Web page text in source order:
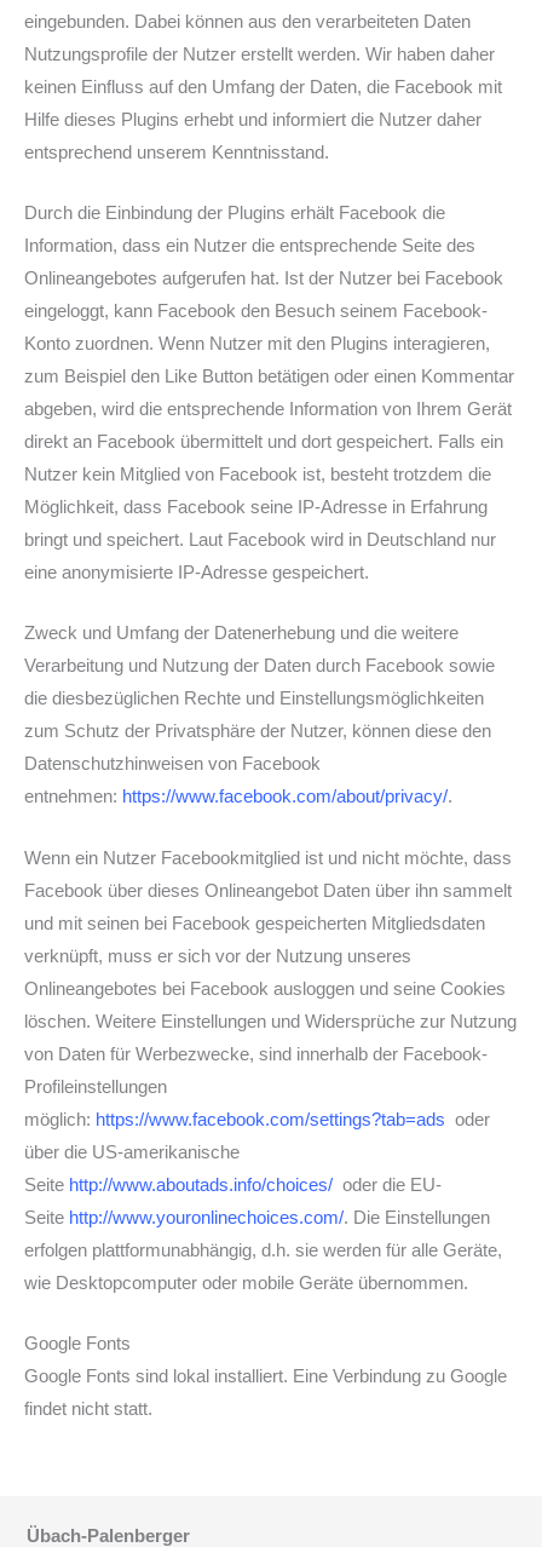
eingebunden. Dabei können aus den verarbeiteten Daten
Nutzungsprofile der Nutzer erstellt werden. Wir haben daher
keinen Einfluss auf den Umfang der Daten, die Facebook mit
Hilfe dieses Plugins erhebt und informiert die Nutzer daher
entsprechend unserem Kenntnisstand.
Durch die Einbindung der Plugins erhält Facebook die
Information, dass ein Nutzer die entsprechende Seite des
Onlineangebotes aufgerufen hat. Ist der Nutzer bei Facebook
eingeloggt, kann Facebook den Besuch seinem Facebook-
Konto zuordnen. Wenn Nutzer mit den Plugins interagieren,
zum Beispiel den Like Button betätigen oder einen Kommentar
abgeben, wird die entsprechende Information von Ihrem Gerät
direkt an Facebook übermittelt und dort gespeichert. Falls ein
Nutzer kein Mitglied von Facebook ist, besteht trotzdem die
Möglichkeit, dass Facebook seine IP-Adresse in Erfahrung
bringt und speichert. Laut Facebook wird in Deutschland nur
eine anonymisierte IP-Adresse gespeichert.
Zweck und Umfang der Datenerhebung und die weitere
Verarbeitung und Nutzung der Daten durch Facebook sowie
die diesbezüglichen Rechte und Einstellungsmöglichkeiten
zum Schutz der Privatsphäre der Nutzer, können diese den
Datenschutzhinweisen von Facebook
entnehmen: https://www.facebook.com/about/privacy/.
Wenn ein Nutzer Facebookmitglied ist und nicht möchte, dass
Facebook über dieses Onlineangebot Daten über ihn sammelt
und mit seinen bei Facebook gespeicherten Mitgliedsdaten
verknüpft, muss er sich vor der Nutzung unseres
Onlineangebotes bei Facebook ausloggen und seine Cookies
löschen. Weitere Einstellungen und Widersprüche zur Nutzung
von Daten für Werbezwecke, sind innerhalb der Facebook-
Profileinstellungen
möglich: https://www.facebook.com/settings?tab=ads oder
über die US-amerikanische
Seite http://www.aboutads.info/choices/ oder die EU-
Seite http://www.youronlinechoices.com/. Die Einstellungen
erfolgen plattformunabhängig, d.h. sie werden für alle Geräte,
wie Desktopcomputer oder mobile Geräte übernommen.
Google Fonts
Google Fonts sind lokal installiert. Eine Verbindung zu Google
findet nicht statt.
Übach-Palenberger